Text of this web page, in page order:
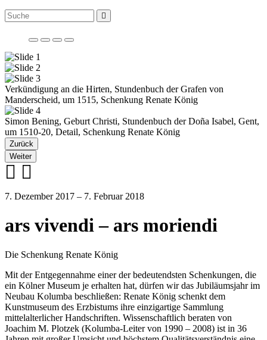
Verkündigung an die Hirten, Stundenbuch der Grafen von
Manderscheid, um 1515, Schenkung Renate König
Simon Bening, Geburt Christi, Stundenbuch der Doña Isabel, Gent,
um 1510-20, Detail, Schenkung Renate König
Zurück
Weiter
7. Dezember 2017 – 7. Februar 2018
ars vivendi – ars moriendi
Die Schenkung Renate König
Mit der Entgegennahme einer der bedeutendsten Schenkungen, die
ein Kölner Museum je erhalten hat, dürfen wir das Jubiläumsjahr im
Neubau Kolumba beschließen: Renate König schenkt dem
Kunstmuseum des Erzbistums ihre einzigartige Sammlung
mittelalterlicher Handschriften. Wissenschaftlich beraten von
Joachim M. Plotzek (Kolumba-Leiter von 1990 – 2008) ist in 36